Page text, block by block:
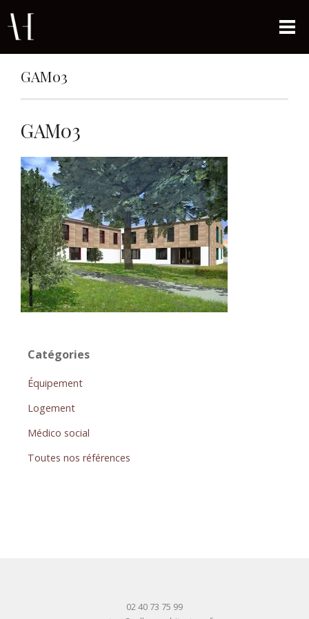
GAM03
GAM03
Catégories
Équipement
Logement
Médico social
Toutes nos références
02 40 73 75 99